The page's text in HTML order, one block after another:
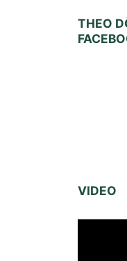
THEO
VIDEO